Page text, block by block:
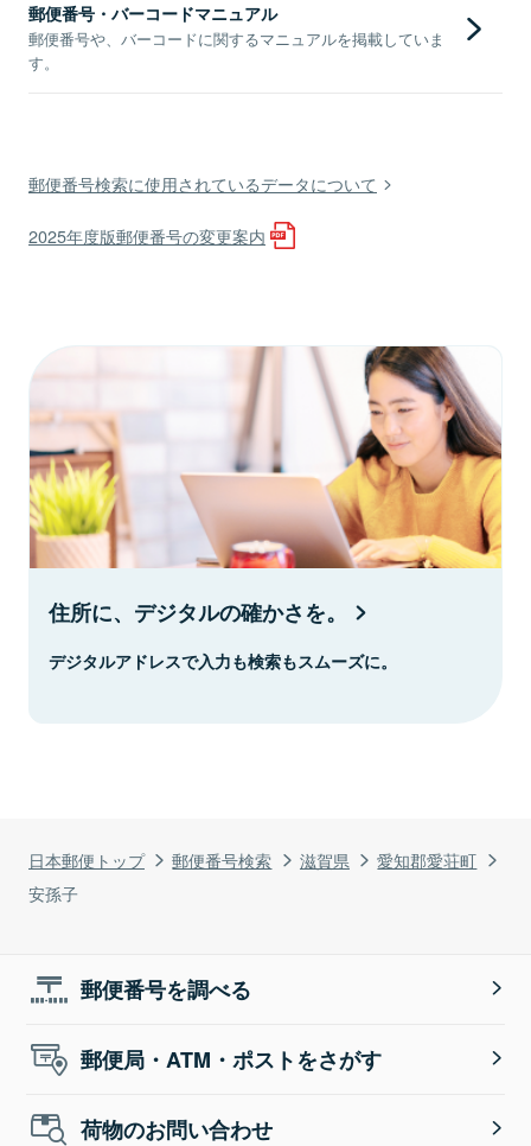
日本郵便トップ 郵便番号検索 滋賀県
愛知郡愛荘町
安孫子
郵便番号・バーコードマニュアル
郵便番号や、バーコードに関するマニュアルを掲載していま
す。
郵便番号検索に使用されているデータについて
2025年度版郵便番号の変更案内
住所に、デジタルの確かさを。
デジタルアドレスで入力も検索もスムーズに。
郵便番号を調べる
郵便局・ATM・ポストをさがす
荷物のお問い合わせ